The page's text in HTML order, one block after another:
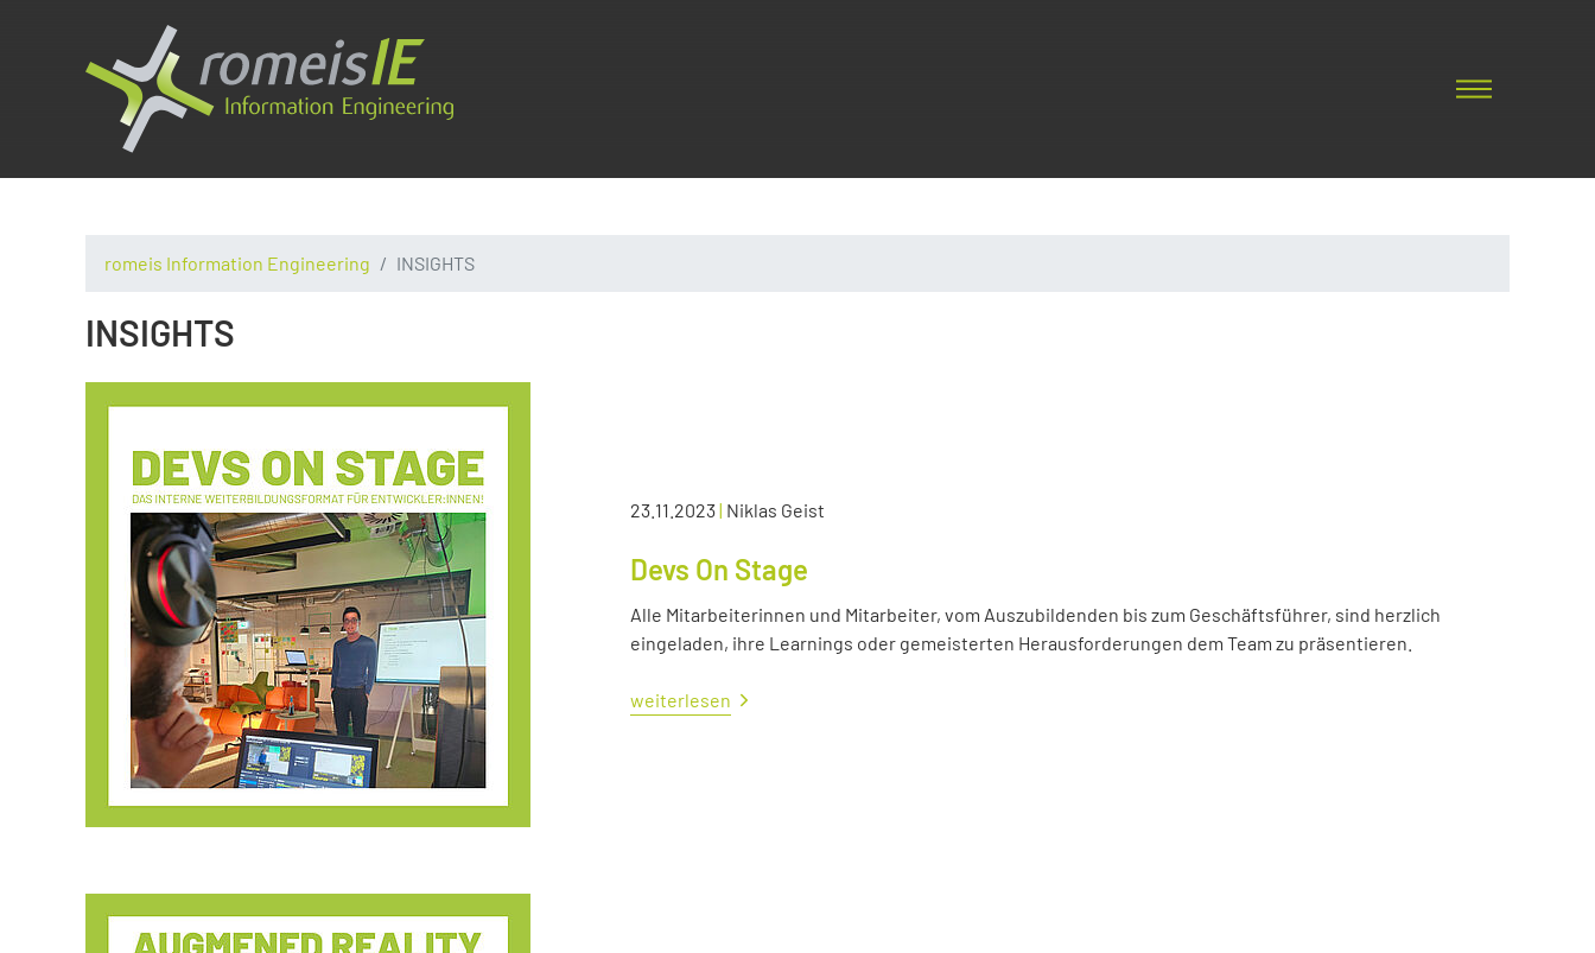
romeis Information Engineering INSIGHTS
INSIGHTS
23.11.2023| Niklas Geist
Devs On Stage
Alle Mitarbeiterinnen und Mitarbeiter, vom Auszubildenden bis zum Geschäftsführer, sind herzlich
eingeladen, ihre Learnings oder gemeisterten Herausforderungen dem Team zu präsentieren.
weiterlesen